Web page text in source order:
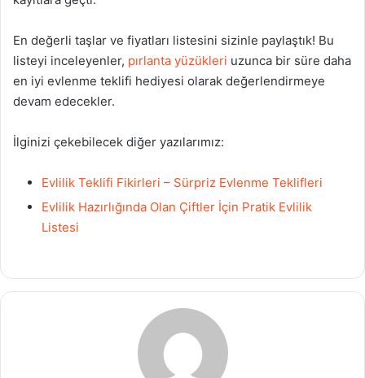
En değerli taşlar ve fiyatları listesini sizinle paylaştık! Bu
listeyi inceleyenler, pırlanta yüzükleri uzunca bir süre daha
en iyi evlenme teklifi hediyesi olarak değerlendirmeye
devam edecekler.
İlginizi çekebilecek diğer yazılarımız:
Evlilik Teklifi Fikirleri – Sürpriz Evlenme Teklifleri
Evlilik Hazırlığında Olan Çiftler İçin Pratik Evlilik
Listesi